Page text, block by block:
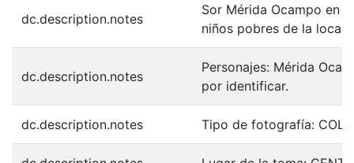
dc.description.notes
Sor Mérida Ocampo en
niños pobres de la
dc.description.notes
Personajes: Mérida
por identificar.
dc.description.notes Tipo de fotografía: